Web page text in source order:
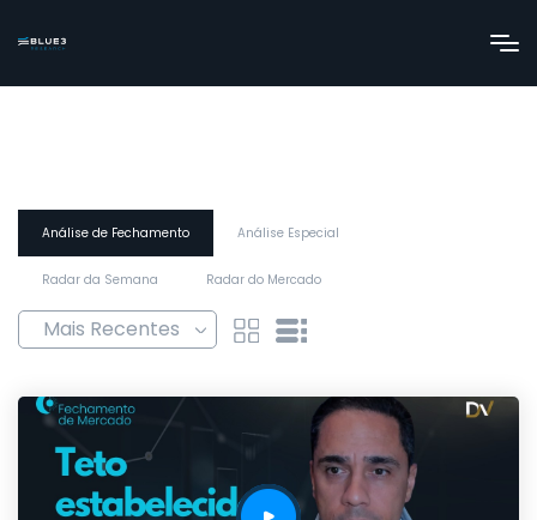
Análise de Fechamento Análise Especial
Radar da Semana Radar do Mercado